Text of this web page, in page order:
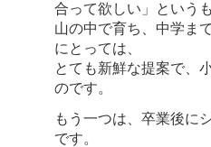
合って欲しい」という
山の中で育ち、中学ま
にとっては、
とても新鮮な提案で、
のです。
もう一つは、卒業後に
です。